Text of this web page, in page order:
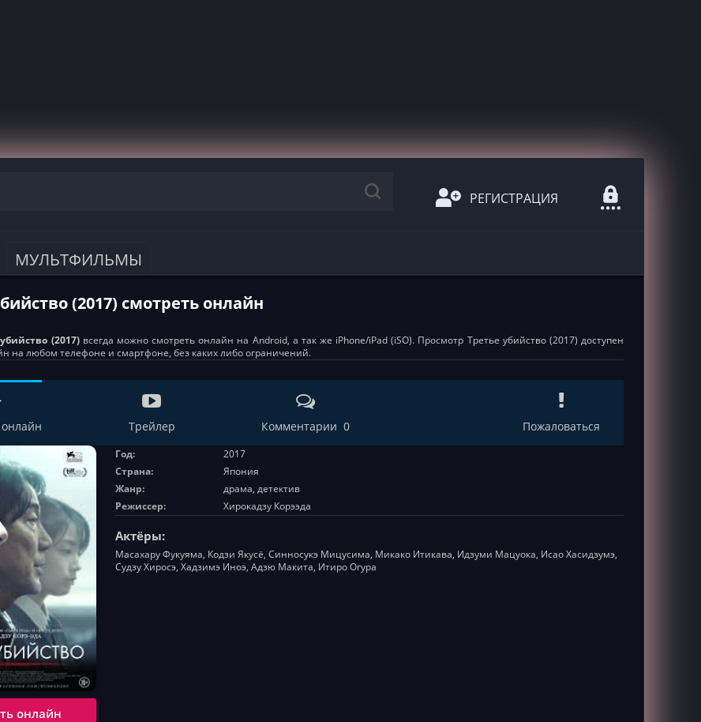
РЕГИСТРАЦИЯ
МУЛЬТФИЛЬМЫ
(2017) смотреть онлайн
(2017)всегда можно смотреть онлайн на Android, а так же iPhone/iPad (iSO). Просмотр Третье убийство (2017) доступен
на любом телефоне и смартфоне, без каких либо ограничений.
Трейлер Комментарии 0 Пожаловаться
онлайн
Год:
2017
Страна:
Япония
Жанр:
драма, детектив
Режиссер:
Хирокадзу Корээда
Актёры:
Масахару Фукуяма, Кодзи Якусё, Синносукэ Мицусима, Микако Итикава, Идзуми Мацуока, Исао Хасидзумэ,
Судзу Хиросэ, Хадзимэ Иноэ, Адзю Макита, Итиро Огура